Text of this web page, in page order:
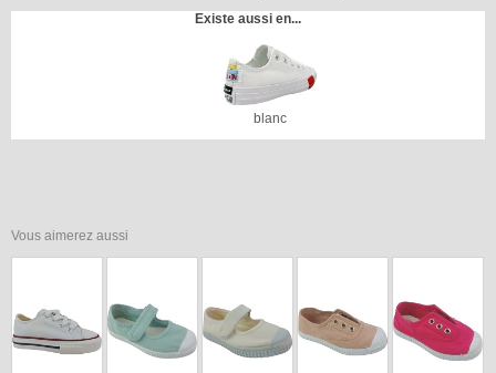
Existe aussi en...
blanc
Vous aimerez aussi